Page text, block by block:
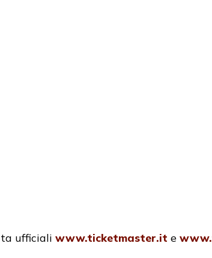
ufficiali www.ticketmaster.it e